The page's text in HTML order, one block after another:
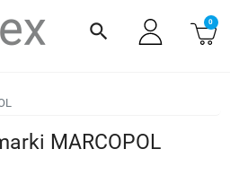
search 0
MARCOPOL